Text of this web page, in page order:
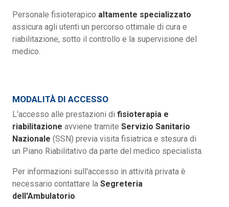
Personale fisioterapico altamente specializzato
assicura agli utenti un percorso ottimale di cura e
riabilitazione, sotto il controllo e la supervisione del
medico.
MODALITÀ DI ACCESSO
L'accesso alle prestazioni di fisioterapia e
riabilitazione avviene tramite Servizio Sanitario
Nazionale (SSN) previa visita fisiatrica e stesura di
un Piano Riabilitativo da parte del medico specialista.
Per informazioni sull'accesso in attività privata è
necessario contattare la Segreteria
dell'Ambulatorio